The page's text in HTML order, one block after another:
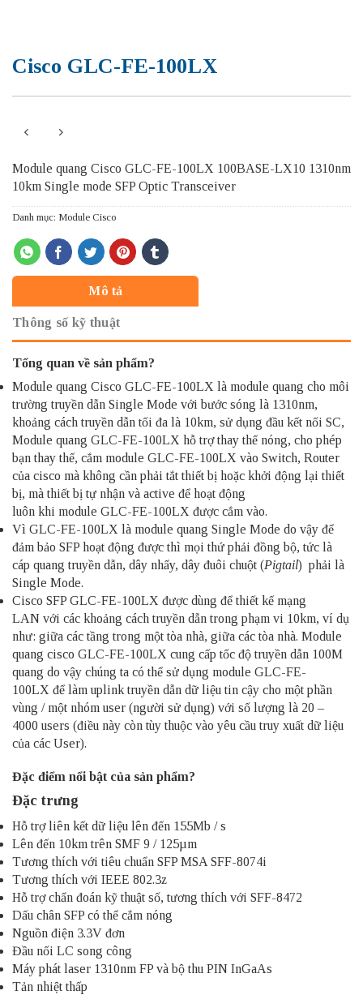
Cisco GLC-FE-100LX
Module quang Cisco GLC-FE-100LX 100BASE-LX10 1310nm
10km Single mode SFP Optic Transceiver
Danh mục: Module Cisco
Mô tả
Thông số kỹ thuật
Tổng quan về sản phẩm?
Module quang Cisco GLC-FE-100LX là module quang cho môi
trường truyền dẫn Single Mode với bước sóng là 1310nm,
khoảng cách truyền dẫn tối đa là 10km, sử dụng đầu kết nối SC,
Module quang GLC-FE-100LX hỗ trợ thay thế nóng, cho phép
bạn thay thế, cắm module GLC-FE-100LX vào Switch, Router
của cisco mà không cần phải tắt thiết bị hoặc khởi động lại thiết
bị, mà thiết bị tự nhận và active để hoạt động
luôn khi module GLC-FE-100LX được cắm vào.
Vì GLC-FE-100LX là module quang Single Mode do vậy để
đảm bảo SFP hoạt động được thì mọi thứ phải đồng bộ, tức là
cáp quang truyền dẫn, dây nhẩy, dây đuôi chuột (Pigtail) phải là
Single Mode.
Cisco SFP GLC-FE-100LX được dùng để thiết kế mạng
LAN với các khoảng cách truyền dẫn trong phạm vi 10km, ví dụ
như: giữa các tầng trong một tòa nhà, giữa các tòa nhà. Module
quang cisco GLC-FE-100LX cung cấp tốc độ truyền dẫn 100M
quang do vậy chúng ta có thể sử dụng module GLC-FE-
100LX để làm uplink truyền dẫn dữ liệu tin cậy cho một phần
vùng / một nhóm user (người sử dụng) với số lượng là 20 –
4000 users (điều này còn tùy thuộc vào yêu cầu truy xuất dữ liệu
của các User).
Đặc điểm nổi bật của sản phẩm?
Đặc trưng
Hỗ trợ liên kết dữ liệu lên đến 155Mb / s
Lên đến 10km trên SMF 9 / 125µm
Tương thích với tiêu chuẩn SFP MSA SFF-8074i
Tương thích với IEEE 802.3z
Hỗ trợ chẩn đoán kỹ thuật số, tương thích với SFF-8472
Dấu chân SFP có thể cắm nóng
Nguồn điện 3.3V đơn
Đầu nối LC song công
Máy phát laser 1310nm FP và bộ thu PIN InGaAs
Tản nhiệt thấp